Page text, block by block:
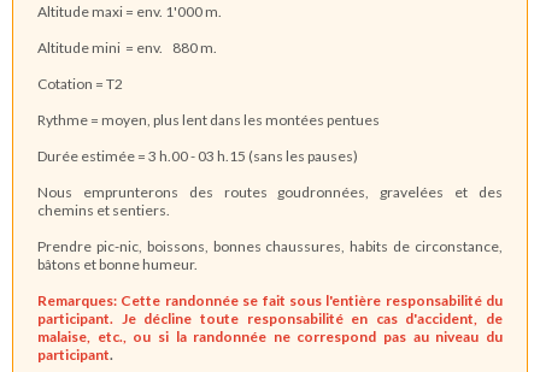
Altitude maxi = env. 1'000 m.
Altitude mini = env. 880 m.
Cotation = T2
Rythme = moyen, plus lent dans les montées pentues
Durée estimée = 3 h.00 - 03 h.15 (sans les pauses)
Nous emprunterons des routes goudronnées, gravelées et des
chemins et sentiers.
Prendre pic-nic, boissons, bonnes chaussures, habits de circonstance,
bâtons et bonne humeur.
Remarques: Cette randonnée se fait sous l'entière responsabilité du
participant. Je décline toute responsabilité en cas d'accident, de
malaise, etc., ou si la randonnée ne correspond pas au niveau du
participant.